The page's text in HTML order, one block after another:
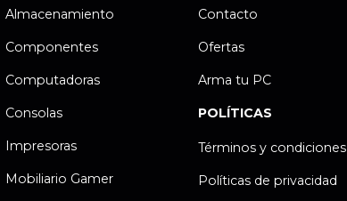
Almacenamiento
Componentes
Computadoras
Consolas
Impresoras
Mobiliario Gamer
Contacto
Ofertas
Arma tu PC
POLÍTICAS
Términos y condiciones
Políticas de privacidad